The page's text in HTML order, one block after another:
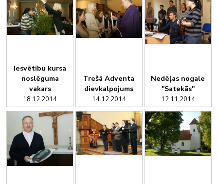
Iesvētību kursa
noslēguma
vakars
18.12.2014
Trešā Adventa
dievkalpojums
14.12.2014
Nedēļas nogale
"Satekās"
12.11.2014